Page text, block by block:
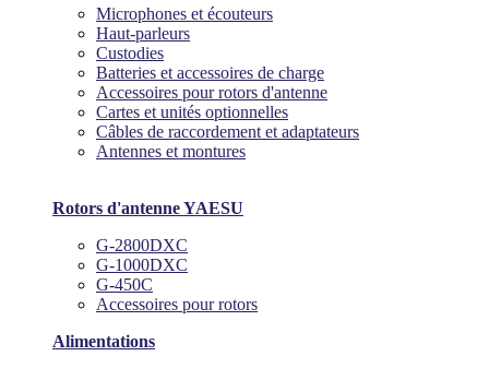
Microphones et écouteurs
Haut-parleurs
Custodies
Batteries et accessoires de charge
Accessoires pour rotors d'antenne
Cartes et unités optionnelles
Câbles de raccordement et adaptateurs
Antennes et montures
Rotors d'antenne YAESU
G-2800DXC
G-1000DXC
G-450C
Accessoires pour rotors
Alimentations